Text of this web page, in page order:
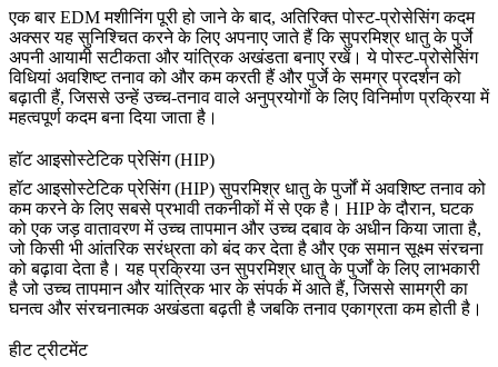
एक बारEDM मशीनिंगपूरी हो जाने के बाद, अतिरिक्त पोस्ट-प्रोसेसिंग कदम
अक्सर यह सुनिश्चित करने के लिए अपनाए जाते हैं कि सुपरमिश्र धातु के पुर्जे
अपनी आयामी सटीकता और यांत्रिक अखंडता बनाए रखें। ये पोस्ट-प्रोसेसिंग
विधियां अवशिष्ट तनाव को और कम करती हैं और पुर्जे के समग्र प्रदर्शन को
बढ़ाती हैं, जिससे उन्हें उच्च-तनाव वाले अनुप्रयोगों के लिए विनिर्माण प्रक्रिया में
महत्वपूर्ण कदम बना दिया जाता है।
हॉट आइसोस्टेटिक प्रेसिंग (HIP)
हॉट आइसोस्टेटिक प्रेसिंग (HIP)सुपरमिश्र धातु के पुर्जों में अवशिष्ट तनाव को
कम करने के लिए सबसे प्रभावी तकनीकों में से एक है। HIP के दौरान, घटक
को एक जड़ वातावरण में उच्च तापमान और उच्च दबाव के अधीन किया जाता है,
जो किसी भी आंतरिक सरंध्रता को बंद कर देता है और एक समान सूक्ष्म संरचना
को बढ़ावा देता है। यह प्रक्रिया उन सुपरमिश्र धातु के पुर्जों के लिए लाभकारी
है जो उच्च तापमान और यांत्रिक भार के संपर्क में आते हैं, जिससे सामग्री का
घनत्व और संरचनात्मक अखंडता बढ़ती है जबकि तनाव एकाग्रता कम होती है।
हीट ट्रीटमेंट